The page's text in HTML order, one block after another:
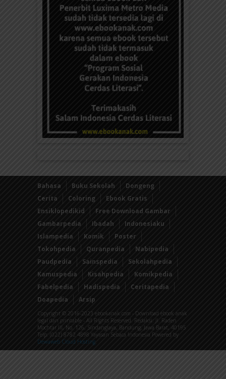
Bahasa Buku Sekolah
Dongeng
Cerita
Coloring
Ebook Gratis
Ensiklopedikid
Free Download Gambar
Gambarpedia
Ibadah
Indonesiaku
Islampedia
Komik
Poster
Tokohpedia
Quranpedia
Nabipedia
Paudpedia
Sainspedia
Sekolahpedia
Kamuspedia
Kisahpedia
Komikpedia
Fabelpedia
Hadispedia
Ceritapedia
Doapedia
Arsip
Copyright © 2016-2023 ebookanak.com - Download ebook anak
legal dan printable - All Rights Reserved. Redaksi: Jl. Raden
Mochtar III, No. 126, Sindanglaya, Bandung, Jawa Barat, 40195
Telp: (022) 8782 4898 Yayasan Sebaca Indonesia Powered by
Dewaweb Cloud Hosting